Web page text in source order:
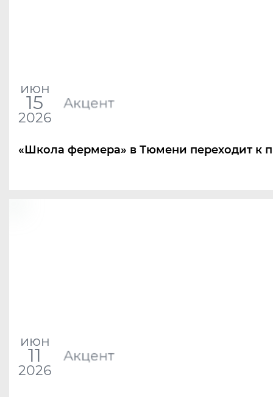
июн
15
2026
Акцент
«Школа фермера» в Тюмени переходит к
июн
11
2026
Акцент